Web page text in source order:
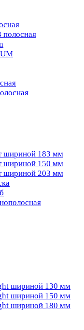
полосная
шириной 183 мм
шириной 150 мм
шириной 203 мм
шириной 130 мм
шириной 150 мм
шириной 180 мм